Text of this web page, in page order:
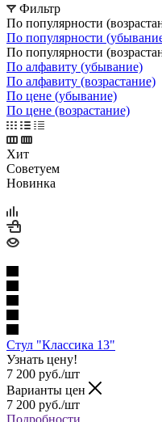
Фильтр
По популярности
По популярности
По популярности
По алфавиту (убывание)
По алфавиту (возрастание)
По цене (убывание)
По цене (возрастание)
Хит
Советуем
Новинка
Стул "Классика 13"
Узнать цену!
7 200 руб./шт
Варианты цен
7 200 руб./шт
Подробности